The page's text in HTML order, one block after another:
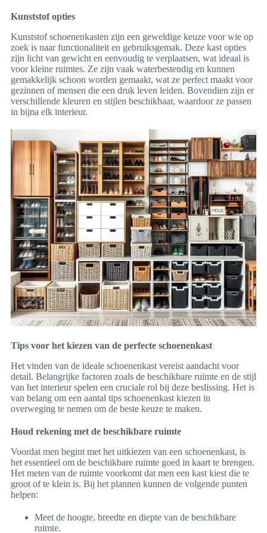
Kunststof opties
Kunststof schoenenkasten zijn een geweldige keuze voor wie op
zoek is naar functionaliteit en gebruiksgemak. Deze kast opties
zijn licht van gewicht en eenvoudig te verplaatsen, wat ideaal is
voor kleine ruimtes. Ze zijn vaak waterbestendig en kunnen
gemakkelijk schoon worden gemaakt, wat ze perfect maakt voor
gezinnen of mensen die een druk leven leiden. Bovendien zijn er
verschillende kleuren en stijlen beschikbaar, waardoor ze passen
in bijna elk interieur.
Tips voor het kiezen van de perfecte schoenenkast
Het vinden van de ideale schoenenkast vereist aandacht voor
detail. Belangrijke factoren zoals de beschikbare ruimte en de stijl
van het interieur spelen een cruciale rol bij deze beslissing. Het is
van belang om een aantal tips schoenenkast kiezen in
overweging te nemen om de beste keuze te maken.
Houd rekening met de beschikbare ruimte
Voordat men begint met het uitkiezen van een schoenenkast, is
het essentieel om de beschikbare ruimte goed in kaart te brengen.
Het meten van de ruimte voorkomt dat men een kast kiest die te
groot of te klein is. Bij het plannen kunnen de volgende punten
helpen:
Meet de hoogte, breedte en diepte van de beschikbare
ruimte.